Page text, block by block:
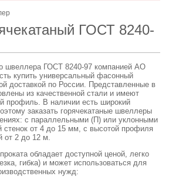
ГОСТ 8240-
швеллера ГОСТ 8240-97 компанией АО
купить универсальный фасонный
доставкой по России. Представленные в
из качественной стали и имеют
профиль. В наличии есть широкий
заказать горячекатаные швеллеры
с параллельными (П) или уклонными
стенок от 4 до 15 мм, с высотой профиля
от 2 до 12 м.
обладает доступной ценой, легко
гибка) и может использоваться для
нужд: